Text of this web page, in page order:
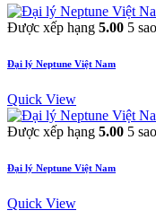
Được xếp hạng 5.00 5 sao
Đại lý Neptune Việt Nam
Quick View
Được xếp hạng 5.00 5 sao
Đại lý Neptune Việt Nam
Quick View